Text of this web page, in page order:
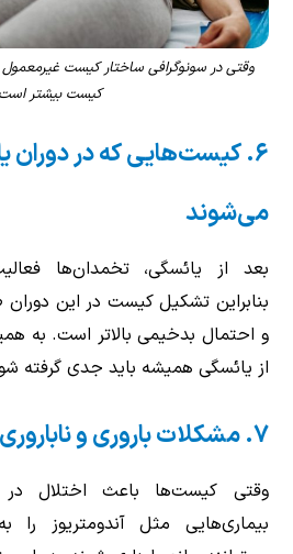
وقتی در سونوگرافی ساختار کیست
کیست بیشتر
۶. کیست‌هایی که در دوران
می‌شوند
بعد از یائسگی، تخمدان‌ها
بنابراین تشکیل کیست در این
و احتمال بدخیمی بالاتر است. به
از یائسگی همیشه باید جدی گرفته
۷. مشکلات باروری و ناباروری
وقتی کیست‌ها باعث اختلال
بیماری‌هایی مثل آندومتریوز را